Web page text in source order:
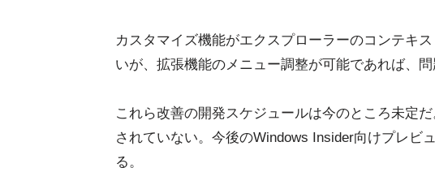
カスタマイズ機能がエクスプローラーのコンテキ
いが、拡張機能のメニュー調整が可能であれば、
これら改善の開発スケジュールは今のところ未定
されていない。今後のWindows Insider向けプレビ
る。